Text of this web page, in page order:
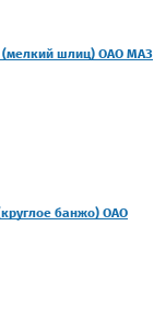
(мелкий шлиц) ОАО МАЗ
банжо) ОАО